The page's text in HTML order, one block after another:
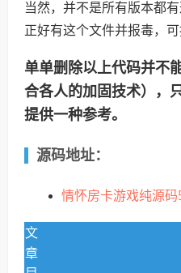
当然，并不是所有版本都
正好有这个文件并报毒，可
单单删除以上代码并不
合各人的加固技术），
提供一种参考。
源码地址：
情怀房卡游戏纯源码
文
章